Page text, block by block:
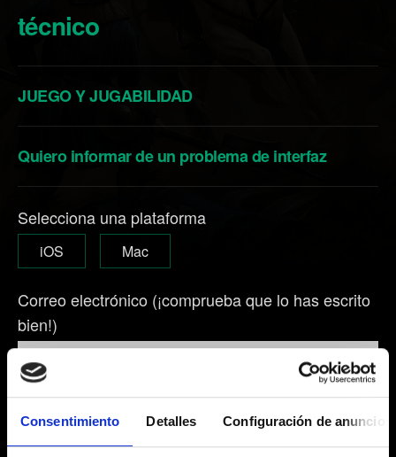
Consentimiento Detalles Configuración de anuncios
técnico
JUEGO Y JUGABILIDAD
Quiero informar de un problema de interfaz
Selecciona una plataforma
iOS Mac
Correo electrónico (¡comprueba que lo has escrito
bien!)
Breve descripción del problema